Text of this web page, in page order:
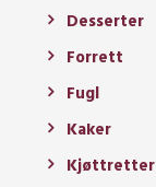
Desserter
Forrett
Fugl
Kaker
Kjøttretter